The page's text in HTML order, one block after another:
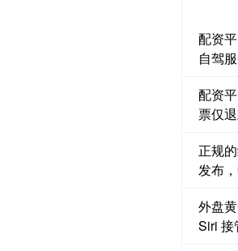
配资
自驾
配资
票仅
正规
发布
外盘
Siri 接